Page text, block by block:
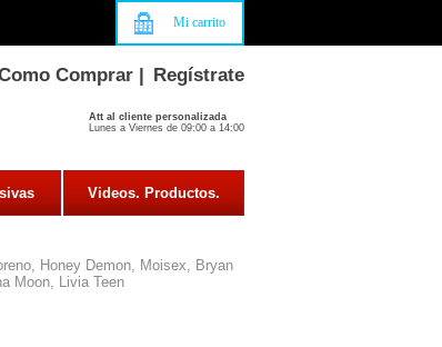
Mi carrito
Comprar | Regístrate
Att al cliente personalizada
Lunes a Viernes de 09:00 a 14:00
Videos. Productos.
Honey Demon, Moisex, Bryan
Moon, Livia Teen